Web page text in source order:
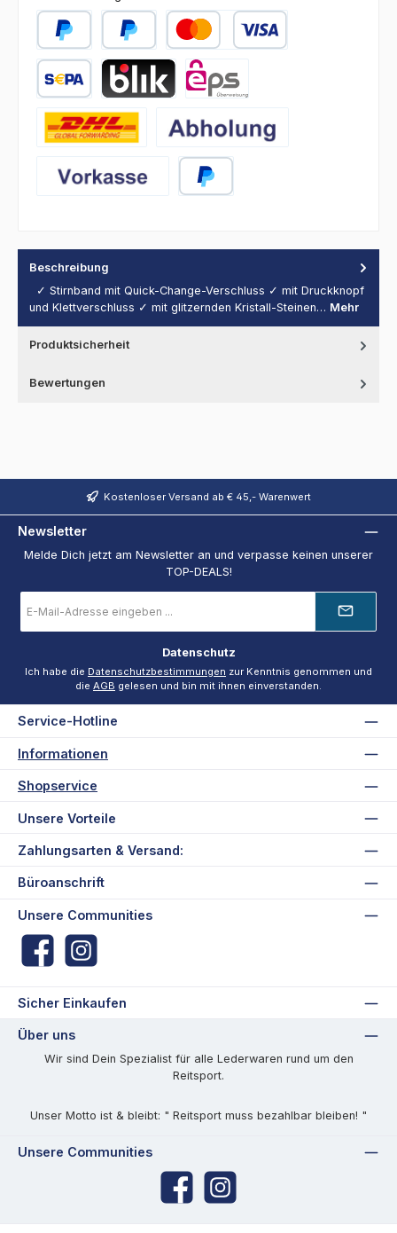
PayPal Später BezahlenKredit- oder Debitkarte
Abholung
Beschreibung
✓ Stirnband mit Quick-Change-Verschluss ✓ mit Druckknopf
und Klettverschluss ✓ mit glitzernden Kristall-Steinen… Mehr
Produktsicherheit
Bewertungen
Kostenloser Versand ab € 45,- Warenwert
Newsletter
Melde Dich jetzt am Newsletter an und verpasse keinen unserer
TOP-DEALS!
Mail-
Adresse
Datenschutz
Ich habe die Datenschutzbestimmungen zur Kenntnis genommen und
die AGB gelesen und bin mit ihnen einverstanden.
Service-Hotline
Informationen
Shopservice
Unsere Vorteile
Unsere Communities
FacebookInstagram
Zahlungsarten & Versand:
Büroanschrift
Sicher Einkaufen
Über uns
Wir sind Dein Spezialist für alle Lederwaren rund um den
Reitsport.
Unser Motto ist & bleibt: " Reitsport muss bezahlbar bleiben! "
Unsere Communities
FacebookInstagram